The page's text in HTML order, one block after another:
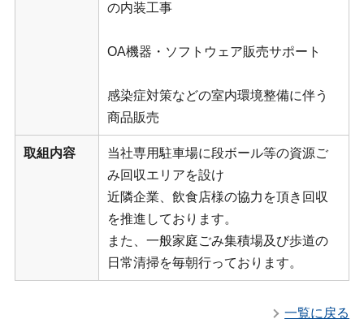
の内装工事
OA機器・ソフトウェア販売サポート
感染症対策などの室内環境整備に伴う
商品販売
取組内容
当社専用駐車場に段ボール等の資源ご
み回収エリアを設け
近隣企業、飲食店様の協力を頂き回収
を推進しております。
また、一般家庭ごみ集積場及び歩道の
日常清掃を毎朝行っております。
一覧に戻る